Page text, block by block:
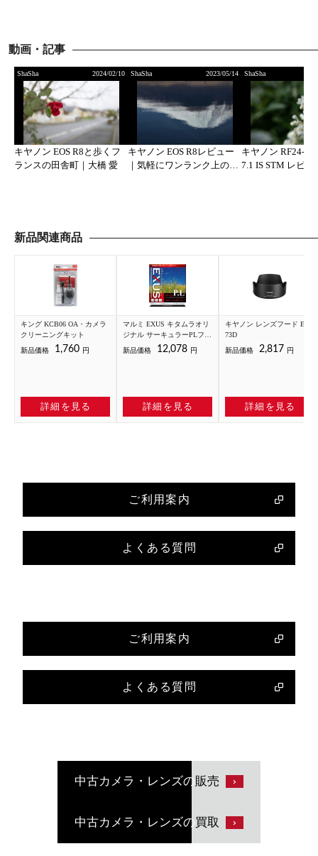
動画・記事
ShaSha 2024/02/10
キヤノン EOS R8と歩くフ
ランスの田舎町｜大橋 愛
ShaSha 2023/05/14
キヤノン EOS R8レビュー
｜気軽にワンランク上の撮
ShaSha
キヤノン RF24-
7.1 IS STM レビュ
新品関連商品
キング KCB06 OA・カメラ
クリーニングキット
新品価格
1,760 円
詳細を見る
マルミ EXUS キタムラオリ
ジナル サーキュラーPLフィ
ルター 67mm
新品価格 12,078 円
詳細を見る
キヤノン レンズフード EW-
73D
新品価格
2,817 円
詳細を見る
ご利用案内
よくある質問
ご利用案内
よくある質問
中古カメラ・レンズの販売
中古カメラ・レンズの買取